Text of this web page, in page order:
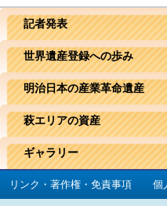
記者発表
世界遺産登録への歩み
明治日本の産業革命遺産
萩エリアの資産
ギャラリー
リンク・著作権・免責事項 個